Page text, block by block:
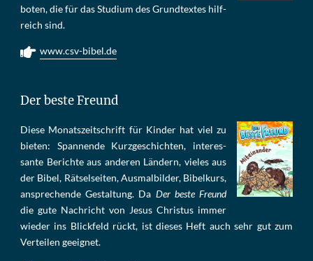
bo­ten, die für das Stu­di­um des Grund­tex­tes hilf­
reich sind.
www.csv-bibel.de
Der beste Freund
Die­se Mo­nats­zeit­schrift für Kin­der hat viel zu
bie­ten: Span­nen­de Kurz­ge­schich­ten, in­te­res­
san­te Be­rich­te aus an­de­ren Län­dern, vie­les aus
der Bi­bel, Rät­sel­sei­ten, Aus­mal­bil­der, Bi­bel­kurs,
an­sprech­ende Ge­stal­tung. Da Der beste Freund
die gu­te Nach­richt von Je­sus Chris­tus im­mer
wie­der ins Blick­feld rückt, ist die­ses Heft auch sehr gut zum
Ver­tei­len ge­eig­net.